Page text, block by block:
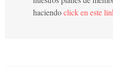
haciendoclick en este